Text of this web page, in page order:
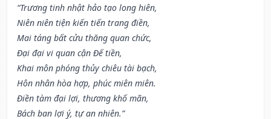
“Trương tinh nhật hảo tạo long hiên,
Niên niên tiện kiến tiến trang điền,
Mai táng bất cửu thăng quan chức,
Đại đại vi quan cận Đế tiền,
Khai môn phóng thủy chiêu tài bạch,
Hôn nhân hòa hợp, phúc miên miên.
Điền tàm đại lợi, thương khố mãn,
Bách ban lợi ý, tự an nhiên.”